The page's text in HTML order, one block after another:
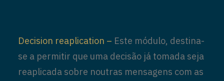
Decision reaplication – Este módulo, destina-
se a permitir que uma decisão já tomada seja
reaplicada sobre noutras mensagens com as